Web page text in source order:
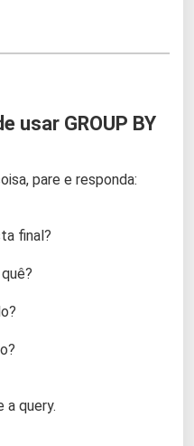
usar GROUP BY
pare e responda:
final?
a query.